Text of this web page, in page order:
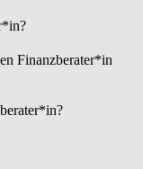
Fi­nanz­be­ra­ter*in